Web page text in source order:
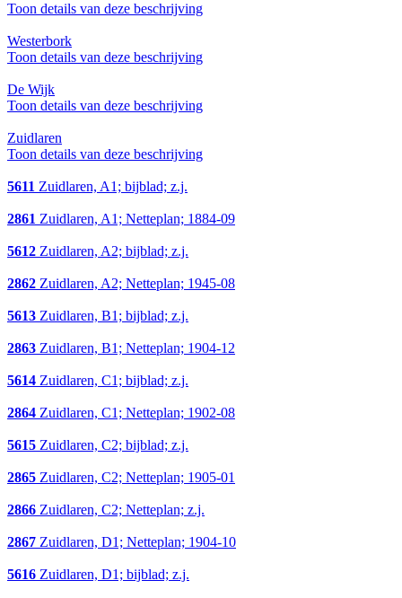
Toon details van deze beschrijving
Westerbork
Toon details van deze beschrijving
De Wijk
Toon details van deze beschrijving
Zuidlaren
Toon details van deze beschrijving
5611 Zuidlaren, A1; bijblad; z.j.
2861 Zuidlaren, A1; Netteplan; 1884-09
5612 Zuidlaren, A2; bijblad; z.j.
2862 Zuidlaren, A2; Netteplan; 1945-08
5613 Zuidlaren, B1; bijblad; z.j.
2863 Zuidlaren, B1; Netteplan; 1904-12
5614 Zuidlaren, C1; bijblad; z.j.
2864 Zuidlaren, C1; Netteplan; 1902-08
5615 Zuidlaren, C2; bijblad; z.j.
2865 Zuidlaren, C2; Netteplan; 1905-01
2866 Zuidlaren, C2; Netteplan; z.j.
2867 Zuidlaren, D1; Netteplan; 1904-10
5616 Zuidlaren, D1; bijblad; z.j.